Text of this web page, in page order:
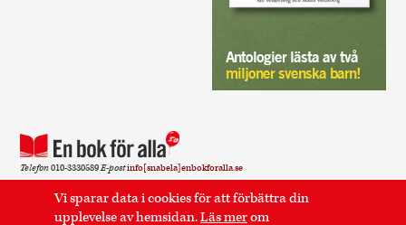
Vi sparar data i cookies för att förbättra din
upplevelse av hemsidan.Läs merom
Antologier lästa av två
miljoner svenska barn!
Telefon010-3330589E-postinfo[snabela]enbokforalla.se
Sidan använder cookies. Läs mer